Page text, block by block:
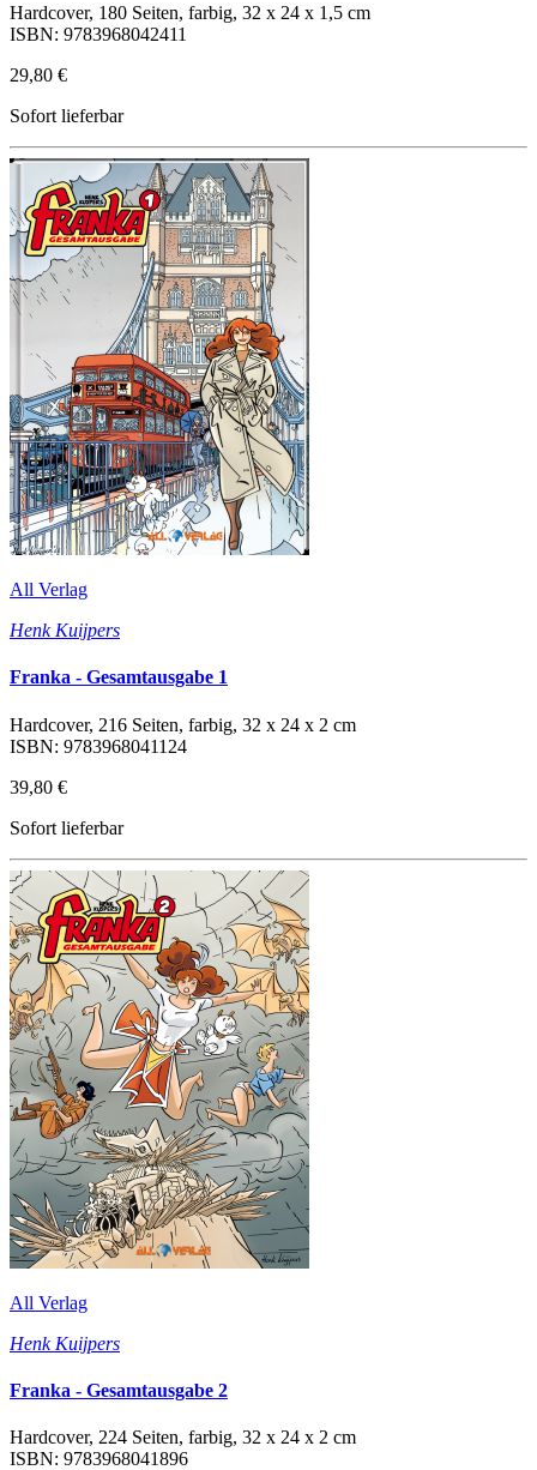
Hardcover, 180 Seiten, farbig, 32 x 24 x 1,5 cm
ISBN: 9783968042411
29,80 €
Sofort lieferbar
All Verlag
Henk Kuijpers
Franka - Gesamtausgabe 1
Hardcover, 216 Seiten, farbig, 32 x 24 x 2 cm
ISBN: 9783968041124
39,80 €
Sofort lieferbar
All Verlag
Henk Kuijpers
Franka - Gesamtausgabe 2
Hardcover, 224 Seiten, farbig, 32 x 24 x 2 cm
ISBN: 9783968041896